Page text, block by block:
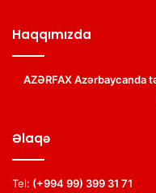
Haqqımızda
AZƏRFAX Azərbaycanda
Əlaqə
Tel: (+994 99) 399 31 71